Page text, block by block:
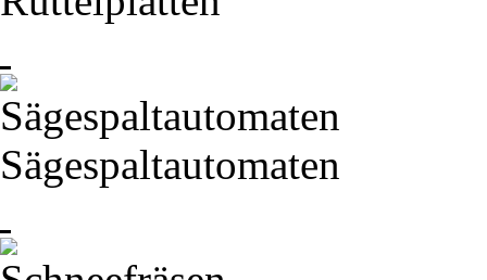
Sägespaltautomaten